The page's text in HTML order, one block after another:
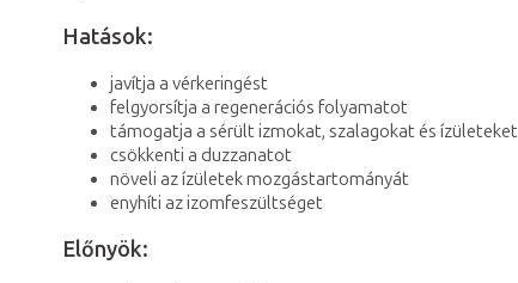
Hatások:
javítja a vérkeringést
felgyorsítja a regenerációs folyamatot
támogatja a sérült izmokat, szalagokat és ízületeket
csökkenti a duzzanatot
növeli az ízületek mozgástartományát
enyhíti az izomfeszültséget
Előnyök: